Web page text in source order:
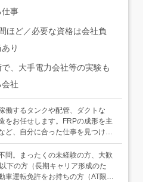
仕事
ほど／必要な資格は会社負
り
、大手電力会社等の実験も
社
働するタンクや配管、ダクトな
をお任せします。FRPの成形を主
ど、自分に合った仕事を見つけて
とは…繊維強化プラスチッ
の特徴があり、薬品を入れるタン
＜具体的には…＞・FRP製品の製
マットを切断します。作成した木
問。まったくの未経験の方、大歓
下の方（長期キャリア形成のた
車運転免許をお持ちの方（AT限定